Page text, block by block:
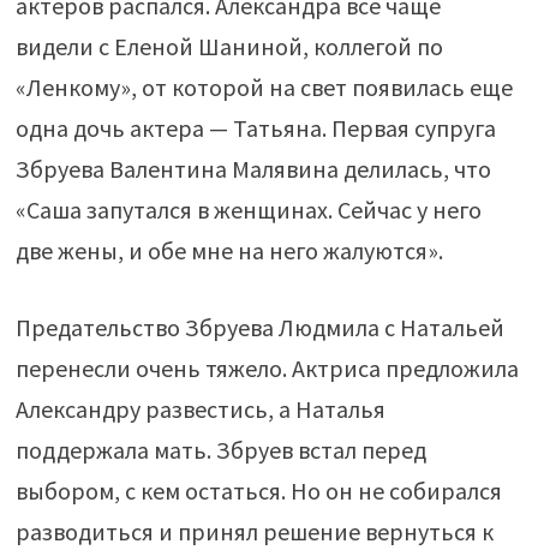
видели с Еленой Шаниной, коллегой по
«Ленкому», от которой на свет появилась еще
одна дочь актера — Татьяна. Первая супруга
Збруева Валентина Малявина делилась, что
«Саша запутался в женщинах. Сейчас у него
две жены, и обе мне на него жалуются».
Предательство Збруева Людмила с Натальей
перенесли очень тяжело. Актриса предложила
Александру развестись, а Наталья
поддержала мать. Збруев встал перед
выбором, с кем остаться. Но он не собирался
разводиться и принял решение вернуться к